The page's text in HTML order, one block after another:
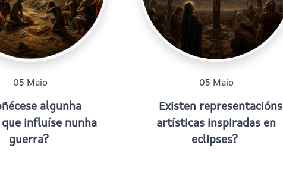
05 Maio
algunha
que influíse nunha
guerra?
05 Maio
Existen representacións
artísticas inspiradas en
eclipses?